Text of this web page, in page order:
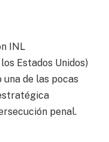
INL
Estados Unidos)
una de las pocas
penal.